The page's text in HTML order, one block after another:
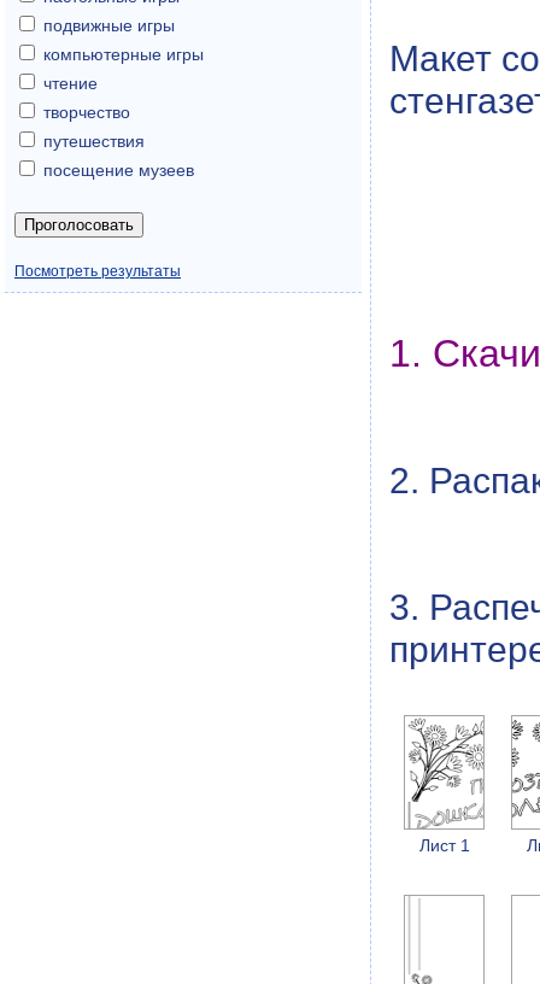
Макет
1.
2.
3.
Лист 1
подвижные игры
компьютерные игры
чтение
творчество
путешествия
посещение музеев
Посмотреть результаты